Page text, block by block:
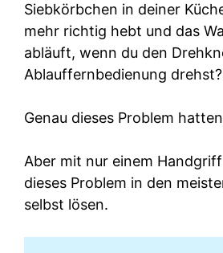
Siebkörbchen in deiner
mehr richtig hebt und das
abläuft, wenn du den
Ablauffernbedienung drehst?
Genau dieses Problem
Aber mit nur einem
dieses Problem in den
selbst lösen.